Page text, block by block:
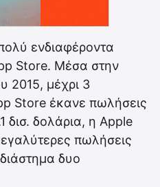
ενδιαφέροντα
Store. Μέσα στην
2015, μέχρι 3
Store έκανε πωλήσεις
δισ. δολάρια, η Apple
πωλήσεις
δυο